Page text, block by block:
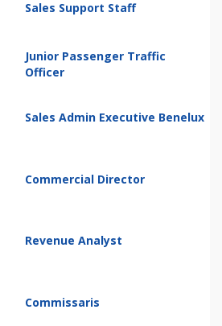
Sales Support Staff
Junior Passenger Traffic
Officer
Sales Admin Executive Benelux
Commercial Director
Revenue Analyst
Commissaris